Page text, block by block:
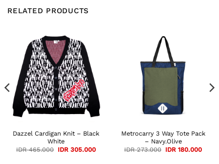
RELATED PRODUCTS
Dazzel Cardigan Knit – Black
White
IDR465.000 Original
IDR305.000Current
Metrocarry 3 Way Tote Pack
– Navy.Olive
IDR273.000 Original
IDR180.000